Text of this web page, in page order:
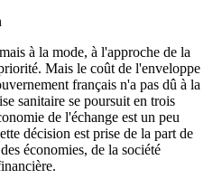
à la mode, à l'approche de la
Mais le coût de l'enveloppe
français n'a pas dû à la
sanitaire se poursuit en trois
de l'échange est un peu
décision est prise de la part de
économies, de la société